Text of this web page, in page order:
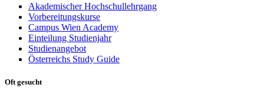
Akademischer Hochschullehrgang
Vorbereitungskurse
Campus Wien Academy
Einteilung Studienjahr
Studienangebot
Österreichs Study Guide
Oft gesucht